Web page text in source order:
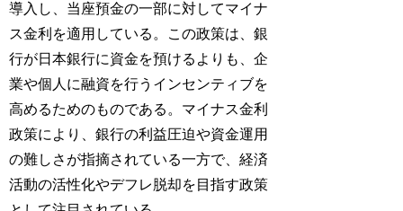
導入し、当座預金の一部に対してマイナ
ス金利を適用している。この政策は、銀
行が日本銀行に資金を預けるよりも、企
業や個人に融資を行うインセンティブを
高めるためのものである。マイナス金利
政策により、銀行の利益圧迫や資金運用
の難しさが指摘されている一方で、経済
活動の活性化やデフレ脱却を目指す政策